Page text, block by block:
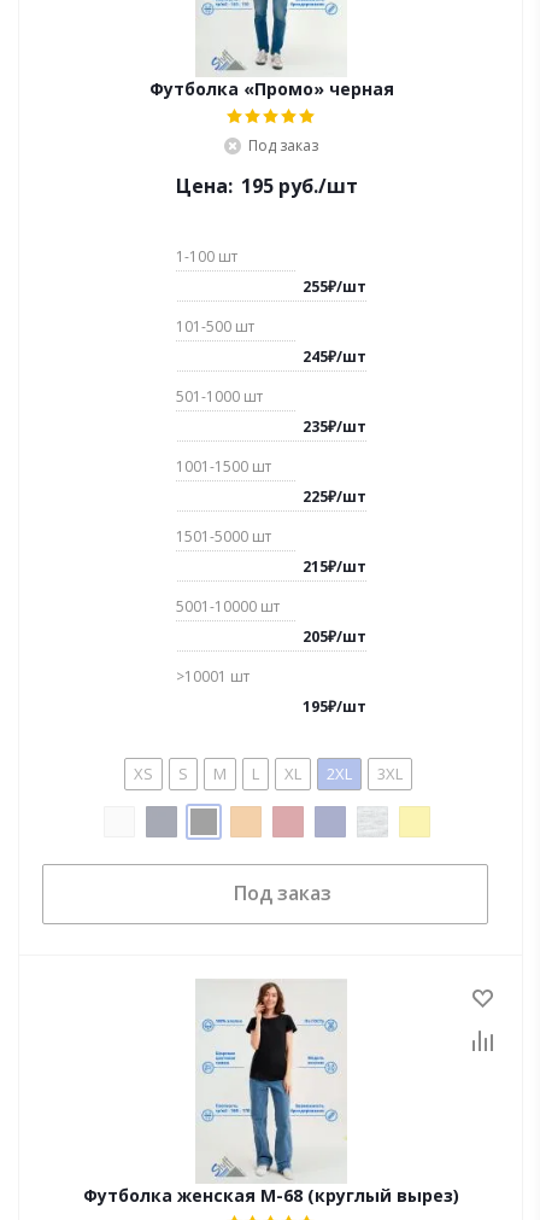
Футболка «Промо» черная
Под заказ
Цена: 195 руб./шт
1-100 шт
255₽/шт
101-500 шт
245₽/шт
501-1000 шт
235₽/шт
1001-1500 шт
225₽/шт
1501-5000 шт
215₽/шт
5001-10000 шт
205₽/шт
>10001 шт
195₽/шт
XS S M L XL 2XL 3XL
Под заказ
Футболка женская М-68 (круглый вырез)